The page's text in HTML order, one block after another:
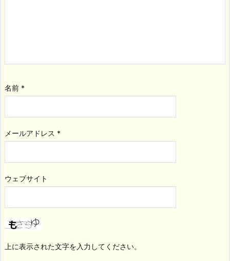
名前 *
メールアドレス *
ウェブサイト
上に表示された文字を入力してください。